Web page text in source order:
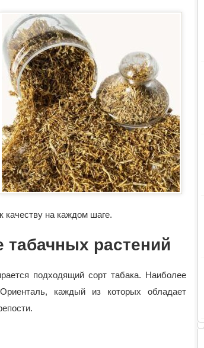
качеству на каждом шаге.
растений
подходящий сорт табака. Наиболее
каждый из которых обладает